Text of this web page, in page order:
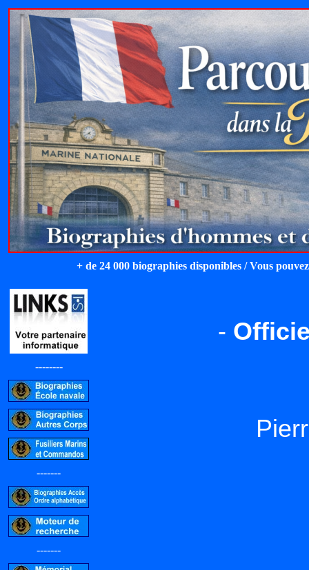
+ de 24 000 biographies disponibles / Vous
--------
-------
-------
-